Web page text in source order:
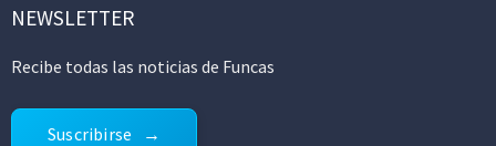
NEWSLETTER
Recibe todas las noticias de Funcas
Suscribirse